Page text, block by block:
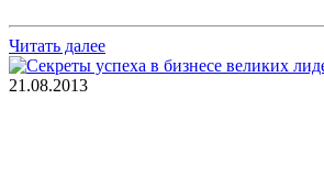
Читать далее
21.08.2013